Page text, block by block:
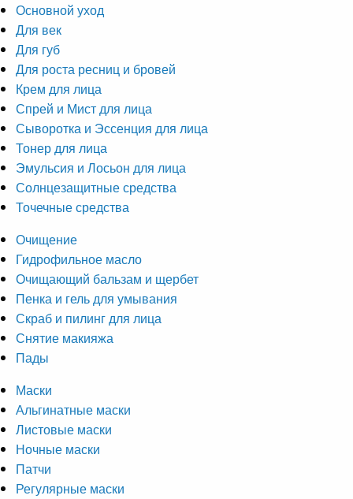
Основной уход
Для век
Для губ
Для роста ресниц и бровей
Крем для лица
Спрей и Мист для лица
Сыворотка и Эссенция для лица
Тонер для лица
Эмульсия и Лосьон для лица
Солнцезащитные средства
Точечные средства
Очищение
Гидрофильное масло
Очищающий бальзам и щербет
Пенка и гель для умывания
Скраб и пилинг для лица
Снятие макияжа
Пады
Маски
Альгинатные маски
Листовые маски
Ночные маски
Патчи
Регулярные маски